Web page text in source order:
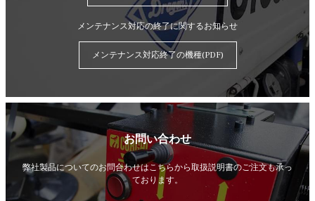
メンテナンス対応の終了に関するお知らせ
メンテナンス対応終了の機種(PDF)
お問い合わせ
弊社製品についてのお問合わせはこちらから取扱説明書のご注文も承っ
ております。